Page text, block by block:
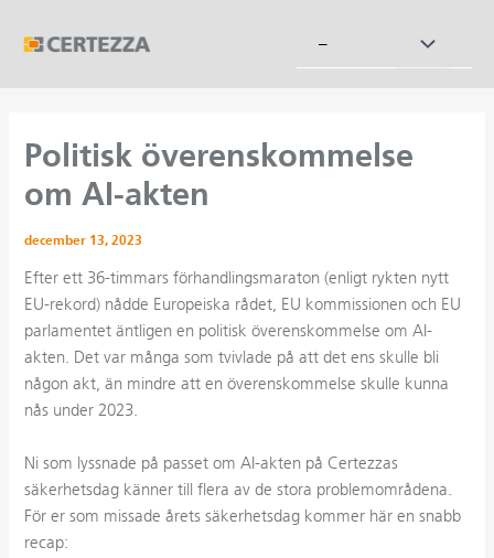
– Slå
Politisk överenskommelse
om AI-akten
december 13, 2023
Efter ett 36-timmars förhandlingsmaraton (enligt rykten nytt
EU-rekord) nådde Europeiska rådet, EU kommissionen och EU
parlamentet äntligen en politisk överenskommelse om AI-
akten. Det var många som tvivlade på att det ens skulle bli
någon akt, än mindre att en överenskommelse skulle kunna
nås under 2023.
Ni som lyssnade på passet om AI-akten på Certezzas
säkerhetsdag känner till flera av de stora problemområdena.
För er som missade årets säkerhetsdag kommer här en snabb
recap: